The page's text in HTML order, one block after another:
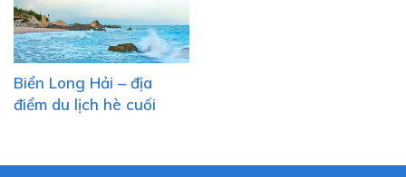
Biển Long Hải – địa
điểm du lịch hè cuối